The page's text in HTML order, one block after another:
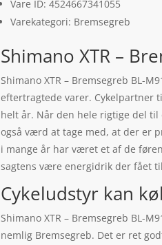
Vare ID: 4524667341055
Varekategori: Bremsegreb
Shimano XTR –
Shimano XTR – Bremsegreb BL-
eftertragtede varer. Cykelpartner
helt år. Når den hele rigtige del
også værd at tage med, at der er
i mange år har været et af de
sagtens være energidrik der fået
Cykeludstyr kan
Shimano XTR – Bremsegreb BL-
nemlig Bremsegreb. Det er ret